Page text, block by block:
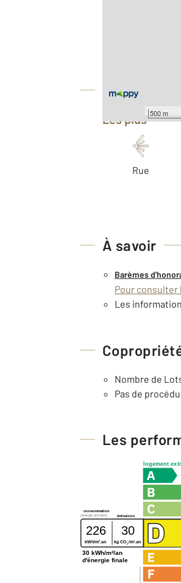
500 m
Les plus
Rue
À savoir
Barèmes
Pour consulter
Les
Nombre de
Pas de
Les
logement
consommation
émissions
(énergie primaire)
226 30
kWh/m2 .an kg CO2 /m2 .an
30 kWh/m²/an
d'énergie finale